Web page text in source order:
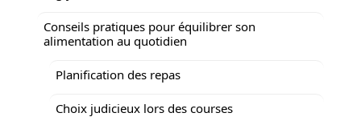
Conseils pratiques pour équilibrer son
alimentation au quotidien
Planification des repas
Choix judicieux lors des courses